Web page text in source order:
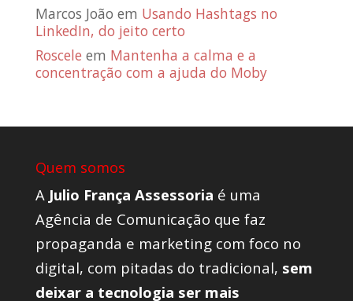
Marcos João em Usando Hashtags no
LinkedIn, do jeito certo
Roscele em Mantenha a calma e a
concentração com a ajuda do Moby
Quem somos
A Julio França Assessoria é uma
Agência de Comunicação que faz
propaganda e marketing com foco no
digital, com pitadas do tradicional, sem
deixar a tecnologia ser mais